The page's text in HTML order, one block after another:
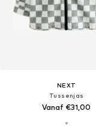
NEXT
Tussenjas
Vanaf €31,00